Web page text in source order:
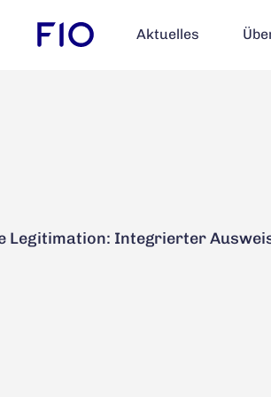
Aktuelles
Aktuelles
Legitimation: Integrierter